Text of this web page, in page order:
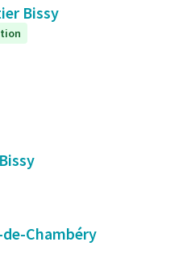
Bissy
Chambéry